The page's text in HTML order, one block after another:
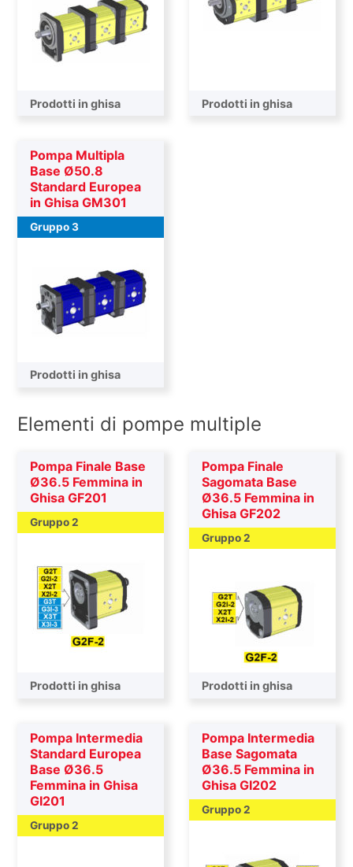
Prodotti in ghisa Prodotti in ghisa
Pompa Multipla
Base Ø50.8
Standard Europea
in Ghisa GM301
Gruppo 3
Prodotti in ghisa
Elementi di pompe multiple
Pompa Finale Base
Ø36.5 Femmina in
Ghisa GF201
Gruppo 2
Pompa finale
Prodotti in ghisa
Pompa Finale
Sagomata Base
Ø36.5 Femmina in
Ghisa GF202
Gruppo 2
Pompa finale
Prodotti in ghisa
Pompa Intermedia
Standard Europea
Base Ø36.5
Femmina in Ghisa
GI201
Gruppo 2
Pompa Intermedia
Base Sagomata
Ø36.5 Femmina in
Ghisa GI202
Gruppo 2